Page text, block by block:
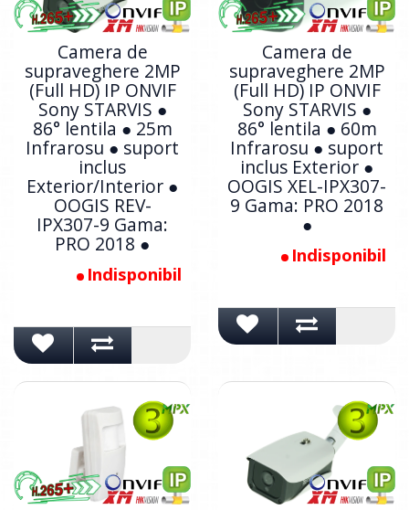
Camera de
supraveghere 2MP
(Full HD) IP ONVIF
Sony STARVIS ●
86° lentila ● 25m
Infrarosu ● suport
inclus
Exterior/Interior ●
OOGIS REV-
IPX307-9 Gama:
PRO 2018 ●
Indisponibil
Camera de
supraveghere 2MP
(Full HD) IP ONVIF
Sony STARVIS ●
86° lentila ● 60m
Infrarosu ● suport
inclus Exterior ●
OOGIS XEL-IPX307-
9 Gama: PRO 2018
●
Indisponibil